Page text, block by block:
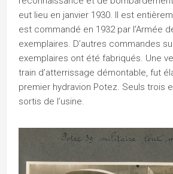
eut lieu en janvier 1930. Il est
est commandé en 1932 par l’Armée
exemplaires. D’autres commandes
exemplaires ont été fabriqués. Une
train d’atterrissage démontable, fut
premier hydravion Potez. Seuls trois
sortis de l’usine.